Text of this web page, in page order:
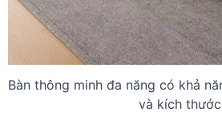
Bàn thông minh đa năng có khả
và kích thước